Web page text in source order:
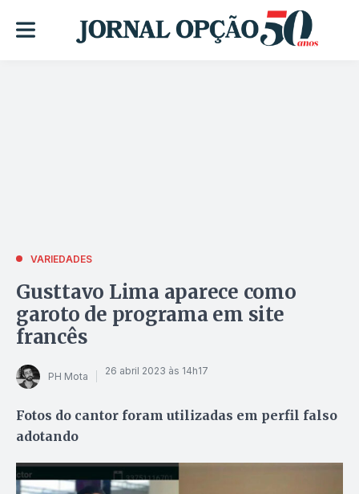
VARIEDADES
Gusttavo Lima aparece como
garoto de programa em site
francês
PH Mota 26 abril 2023 às 14h17
Fotos do cantor foram utilizadas em perfil falso
adotando